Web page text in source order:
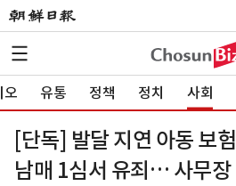
오 유통 정책 정치 사회
[단독] 발달 지연 아동 보
남매 1심서 유죄… 사무장